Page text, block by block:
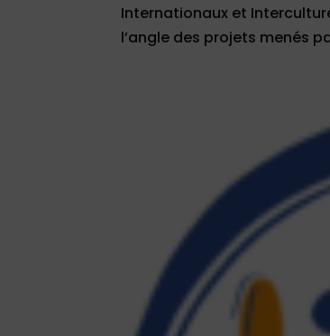
Internationaux et
l’angle des projets menés